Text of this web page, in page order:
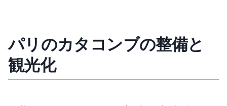
パリのカタコンブの整備と
観光化